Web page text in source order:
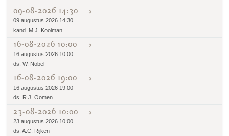
09-08-2026 14:30
09 augustus 2026 14:30
kand. M.J. Kooiman
16-08-2026 10:00
16 augustus 2026 10:00
ds. W. Nobel
16-08-2026 19:00
16 augustus 2026 19:00
ds. R.J. Oomen
23-08-2026 10:00
23 augustus 2026 10:00
ds. A.C. Rijken